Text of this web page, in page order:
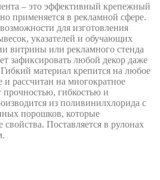
– это эффективный крепежный
применяется в рекламной сфере.
для изготовления
указателей и обучающих
витрины или рекламного стенда
зафиксировать любой декор даже
материал крепится на любое
и рассчитан на многократное
прочностью, гибкостью и
из поливинилхлорида с
порошков, которые
Поставляется в рулонах